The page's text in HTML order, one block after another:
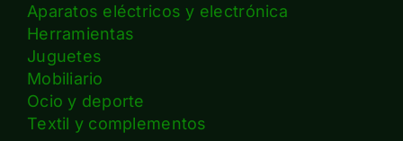
Aparatos eléctricos y electrónica
Herramientas
Juguetes
Mobiliario
Ocio y deporte
Textil y complementos